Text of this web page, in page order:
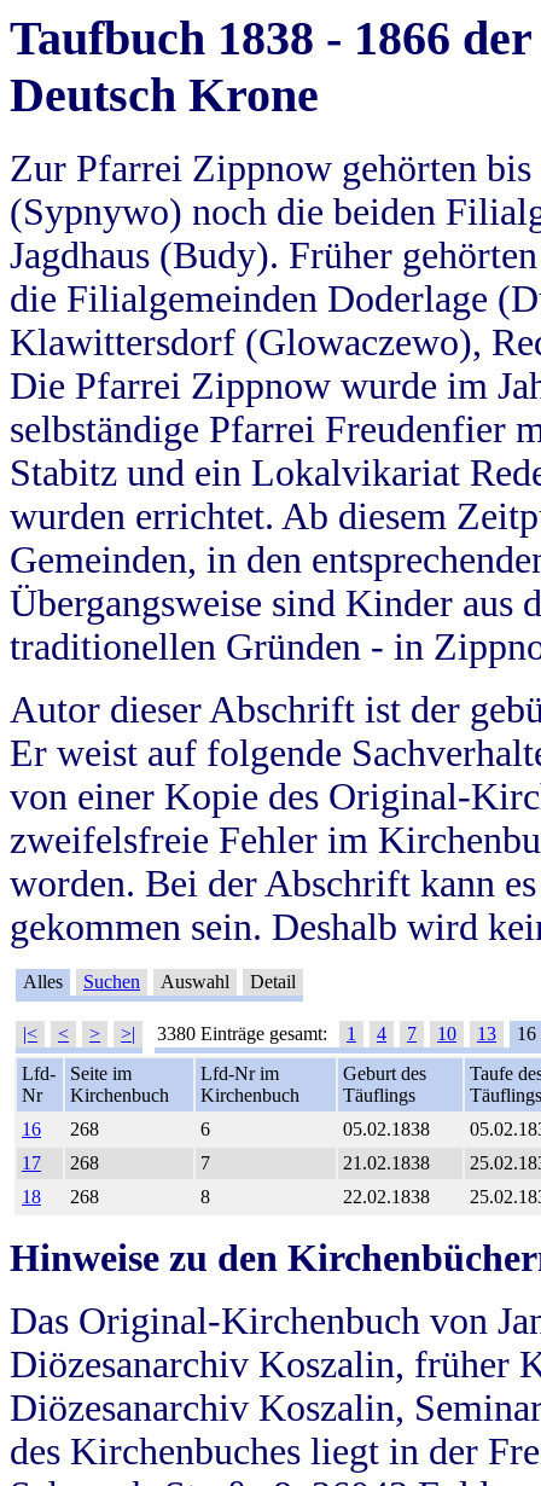
Taufbuch 1838 - 1866
Deutsch Krone
Zur Pfarrei Zippnow gehörten
(Sypnywo) noch die beiden
Jagdhaus (Budy). Früher
die Filialgemeinden Doderlage
Klawittersdorf (Glowaczewo),
Die Pfarrei Zippnow wurde im
selbständige Pfarrei Freudenfier
Stabitz und ein Lokalvikariat
wurden errichtet. Ab diesem
Gemeinden, in den
Übergangsweise sind Kinder aus
traditionellen Gründen - in
Autor dieser Abschrift ist der
Er weist auf folgende
von einer Kopie des Original-
zweifelsfreie Fehler im
worden. Bei der Abschrift kann
gekommen sein. Deshalb wird
Alles Suchen Auswahl Detail
|< < > >| 3380 Einträge gesamt: 1 4 7 10 13
16
Lfd-
Nr
Seite im
Kirchenbuch
Lfd-Nr im
Kirchenbuch
Geburt des
Täuflings
Taufe
Täuflings
16
268 6 05.02.1838
17
268 7 21.02.1838
18
268 8 22.02.1838
Hinweise zu den
Das Original-Kirchenbuch von
Diözesanarchiv Koszalin, früher
Diözesanarchiv Koszalin,
des Kirchenbuches liegt in der